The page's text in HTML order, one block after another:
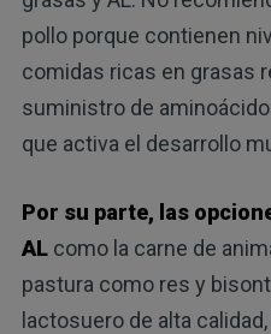
pollo porque contienen
comidas ricas en grasas
suministro de
que activa el desarrollo
Por su parte, las
ALcomo la carne de
pastura como res y
lactosuero de alta